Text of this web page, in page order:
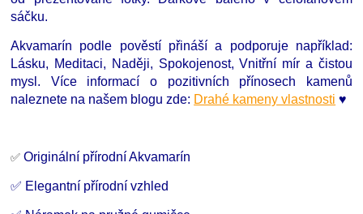
sáčku.
Akvamarín podle pověstí přináší a podporuje například:
Lásku, Meditaci, Naději, Spokojenost, Vnitřní mír a čistou
mysl. Více informací o pozitivních přínosech kamenů
naleznete na našem blogu zde: Drahé kameny vlastnosti ♥
✅Originální přírodní Akvamarín
✅ Elegantní přírodní vzhled